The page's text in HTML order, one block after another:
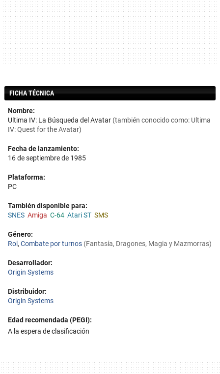
FICHA TÉCNICA
Nombre:
Ultima IV: La Búsqueda del Avatar (también conocido como: Ultima
IV: Quest for the Avatar)
Fecha de lanzamiento:
16 de septiembre de 1985
Plataforma:
PC
También disponible para:
SNES Amiga C-64 Atari ST SMS
Género:
Rol , Combate por turnos (Fantasía, Dragones, Magia y Mazmorras)
Desarrollador:
Origin Systems
Distribuidor:
Origin Systems
Edad recomendada (PEGI):
A la espera de clasificación